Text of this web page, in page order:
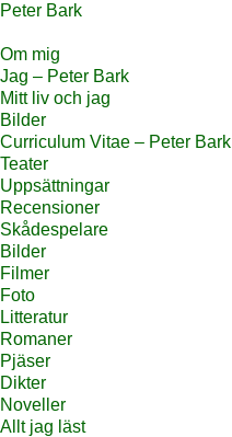
Peter Bark
Om mig
Jag – Peter Bark
Mitt liv och jag
Bilder
Curriculum Vitae – Peter Bark
Teater
Uppsättningar
Recensioner
Skådespelare
Bilder
Filmer
Foto
Litteratur
Romaner
Pjäser
Dikter
Noveller
Allt jag läst